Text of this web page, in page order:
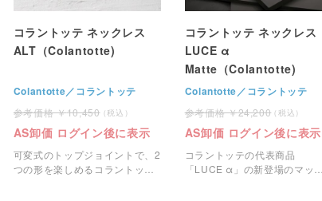
コラントッテ ネックレス
ALT（Colantotte)
Colantotte／コラントッテ
10,450
AS卸価 ログイン後に表示
可変式のトップジョイントで、2
つの形を楽しめるコラントッテ
コラントッテ ネックレス
LUCE α
Matte（Colantotte)
Colantotte／コラントッテ
24,200
AS卸価 ログイン後に表示
コラントッテの代表商品
「LUCE α」の新登場のマット